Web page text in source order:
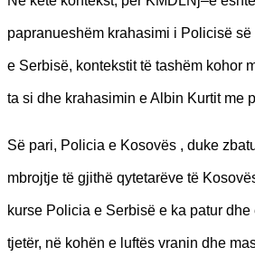
papranueshëm krahasimi i Policisë
e Serbisë, kontekstit të tashëm kohor
ta si dhe krahasimin e Albin Kurtit me
Së pari, Policia e Kosovës , duke
mbrojtje të gjithë qytetarëve të
kurse Policia e Serbisë e ka patur
tjetër, në kohën e luftës vranin dhe